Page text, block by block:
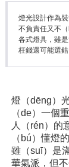
燈光設計作為
不負責任又不
各式燈具，雖
枉錢還可能選
燈（dēng）
（de）一個
人（rén）的
（bú）懂燈
雖（suī）是
華氣派，但